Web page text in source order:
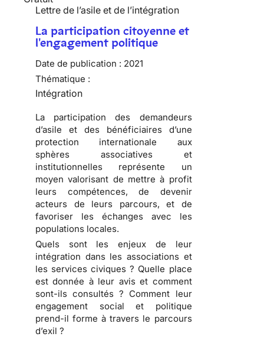
Lettre de l’asile et de l’intégration
La participation citoyenne et
l'engagement politique
Date de publication : 2021
Thématique :
Intégration
La participation des demandeurs
d’asile et des bénéficiaires d’une
protection internationale aux
sphères associatives et
institutionnelles représente un
moyen valorisant de mettre à profit
leurs compétences, de devenir
acteurs de leurs parcours, et de
favoriser les échanges avec les
populations locales.
Quels sont les enjeux de leur
intégration dans les associations et
les services civiques ? Quelle place
est donnée à leur avis et comment
sont-ils consultés ? Comment leur
engagement social et politique
prend-il forme à travers le parcours
d’exil ?